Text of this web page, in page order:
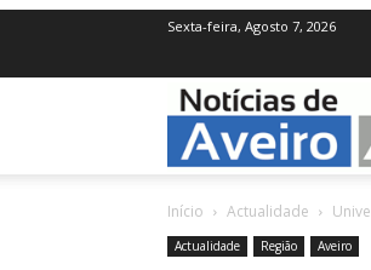
Sexta-feira, Agosto 7, 2026
Início Actualidade
Actualidade Região Aveiro